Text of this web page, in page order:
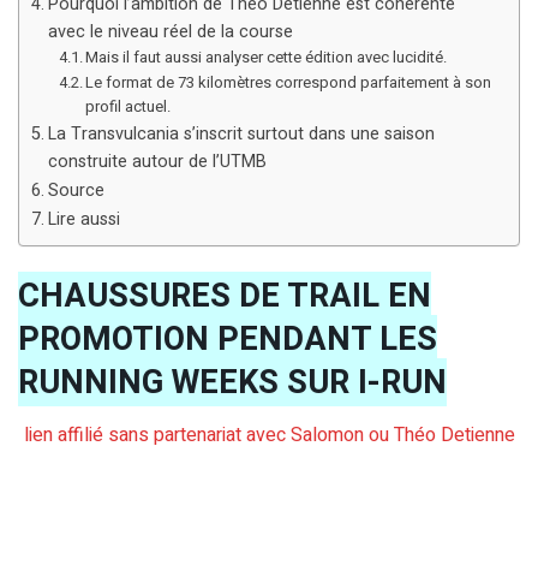
avec le niveau réel de la course
Mais il faut aussi analyser cette édition avec lucidité.
Le format de 73 kilomètres correspond parfaitement à son
profil actuel.
La Transvulcania s’inscrit surtout dans une saison
construite autour de l’UTMB
Source
Lire aussi
CHAUSSURES DE TRAIL EN
PROMOTION PENDANT LES
RUNNING WEEKS SUR I-RUN
lien affilié sans partenariat avec Salomon ou Théo Detienne